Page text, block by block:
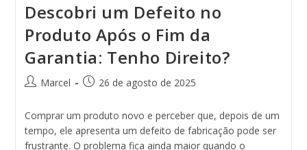
Descobri um Defeito no
Produto Após o Fim da
Garantia: Tenho Direito?
Marcel 26 de agosto de 2025
Comprar um produto novo e perceber que, depois de um
tempo, ele apresenta um defeito de fabricação pode ser
frustrante. O problema fica ainda maior quando o